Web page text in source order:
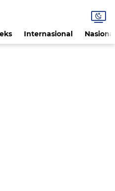
Internasional